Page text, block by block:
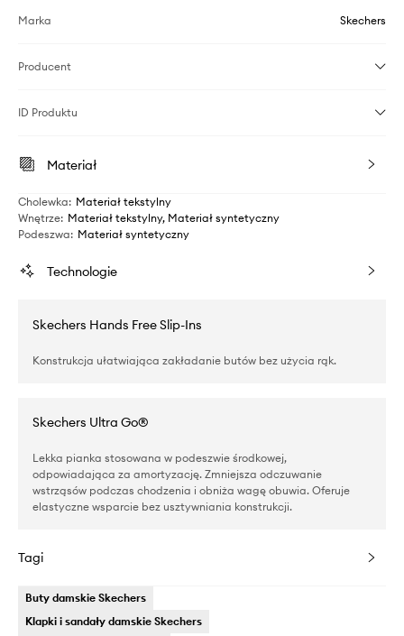
Marka Skechers
Producent
ID Produktu
Materiał
Cholewka: Materiał tekstylny
Wnętrze: Materiał tekstylny, Materiał syntetyczny
Podeszwa: Materiał syntetyczny
Technologie
Skechers Hands Free Slip-Ins
Konstrukcja ułatwiająca zakładanie butów bez użycia rąk.
Skechers Ultra Go®
Lekka pianka stosowana w podeszwie środkowej,
odpowiadająca za amortyzację. Zmniejsza odczuwanie
wstrząsów podczas chodzenia i obniża wagę obuwia. Oferuje
elastyczne wsparcie bez usztywniania konstrukcji.
Tagi
Buty damskie Skechers
Klapki i sandały damskie Skechers